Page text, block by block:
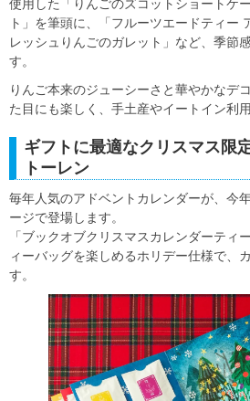
使用した「りんごのズコットショートケ
ト」を筆頭に、「フルーツエードティー
レッシュりんごのガレット」など、季節
す。
りんご本来のジューシーさと華やかなデ
た目にも楽しく、手土産やイートイン利
ギフトに最適なクリスマス限
トーレン
毎年人気のアドベントカレンダーが、今
ージで登場します。
「ブックオブクリスマスカレンダーティ
ィーバッグを楽しめるホリデー仕様で、
す。